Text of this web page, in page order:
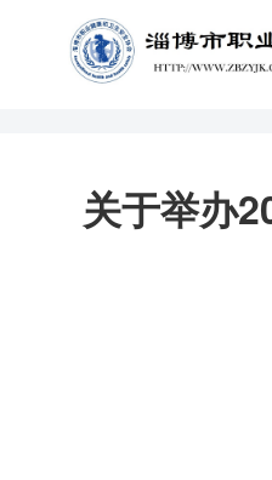
关于举办